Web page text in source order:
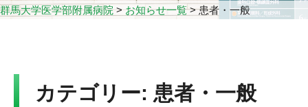
Language
群馬大学医学部附属病院> お知らせ一覧>患者・一般
カテゴリー: 患者・一般